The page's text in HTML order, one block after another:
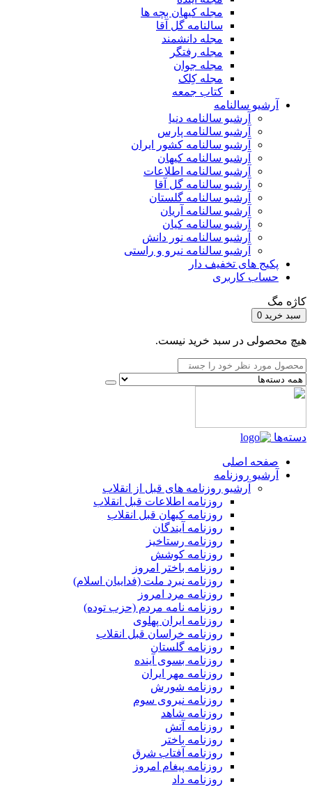
مجله کیهان بچه ها
سالنامه گل آقا
مجله دانشمند
مجله رفتگر
مجله جوان
مجله کِلک
کتاب جمعه
آرشیو سالنامه
آرشیو سالنامه دنیا
آرشیو سالنامه پارس
آرشیو سالنامه کشور ایران
آرشیو سالنامه کیهان
آرشیو سالنامه اطلاعات
آرشیو سالنامه گل آقا
آرشیو سالنامه گلستان
آرشیو سالنامه آریان
آرشیو سالنامه کیان
آرشیو سالنامه نور دانش
آرشیو سالنامه نیرو و راستی
پکیج های تخفیف دار
حساب کاربری
کاژه مگ
سبد خرید 0
هیچ محصولی در سبد خرید نیست.
دسته‌ها
صفحه اصلی
آرشیو روزنامه
آرشیو روزنامه های قبل از انقلاب
روزنامه اطلاعات قبل انقلاب
روزنامه کیهان قبل انقلاب
روزنامه آیندگان
روزنامه رستاخیز
روزنامه کوشش
روزنامه باختر امروز
روزنامه نبرد ملت (فداییان اسلام)
روزنامه مرد امروز
روزنامه نامه مردم (حزب توده)
روزنامه ایران پهلوی
روزنامه خراسان قبل انقلاب
روزنامه گلستان
روزنامه بسوی آینده
روزنامه مهر ایران
روزنامه شورش
روزنامه نیروی سوم
روزنامه شاهد
روزنامه آتش
روزنامه باختر
روزنامه آفتاب شرق
روزنامه پیغام امروز
روزنامه داد